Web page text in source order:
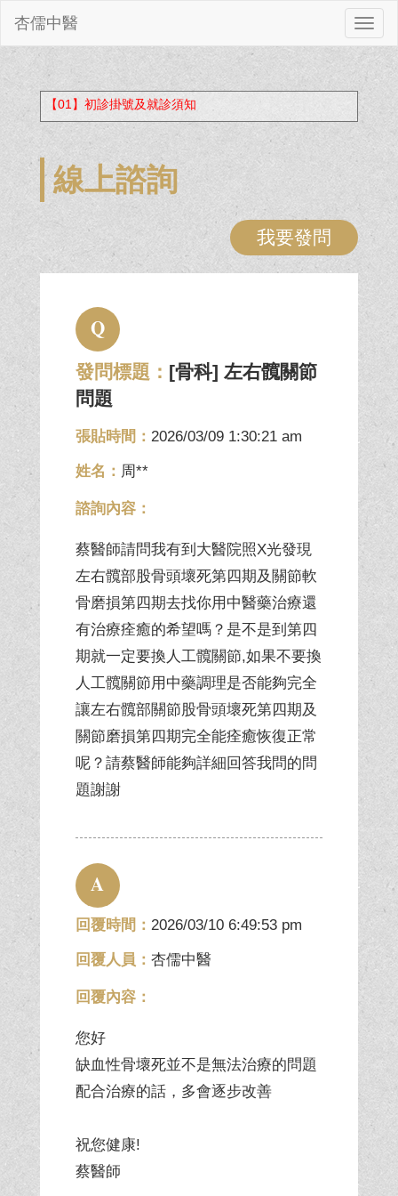
切
換
杏儒中醫
【01】初診掛號及就診須知
線上諮詢
我要發問
Q
發問標題： [骨科] 左右髖關節
問題
張貼時間： 2026/03/09 1:30:21 am
姓名： 周**
諮詢內容：
蔡醫師請問我有到大醫院照X光發現
左右髖部股骨頭壞死第四期及關節軟
骨磨損第四期去找你用中醫藥治療還
有治療痊癒的希望嗎？是不是到第四
期就一定要換人工髖關節,如果不要換
人工髖關節用中藥調理是否能夠完全
讓左右髖部關節股骨頭壞死第四期及
關節磨損第四期完全能痊癒恢復正常
呢？請蔡醫師能夠詳細回答我問的問
題謝謝
A
回覆時間： 2026/03/10 6:49:53 pm
回覆人員： 杏儒中醫
回覆內容：
您好
缺血性骨壞死並不是無法治療的問題
配合治療的話，多會逐步改善
祝您健康!
蔡醫師